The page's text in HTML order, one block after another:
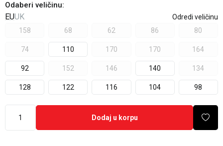
Odaberi veličinu:
EUUK
Odredi veličinu
158
68 62 86 80
74 110 170 170 164
92 152 146 140 134
128 122 116 104 98
Dodaj u korpu